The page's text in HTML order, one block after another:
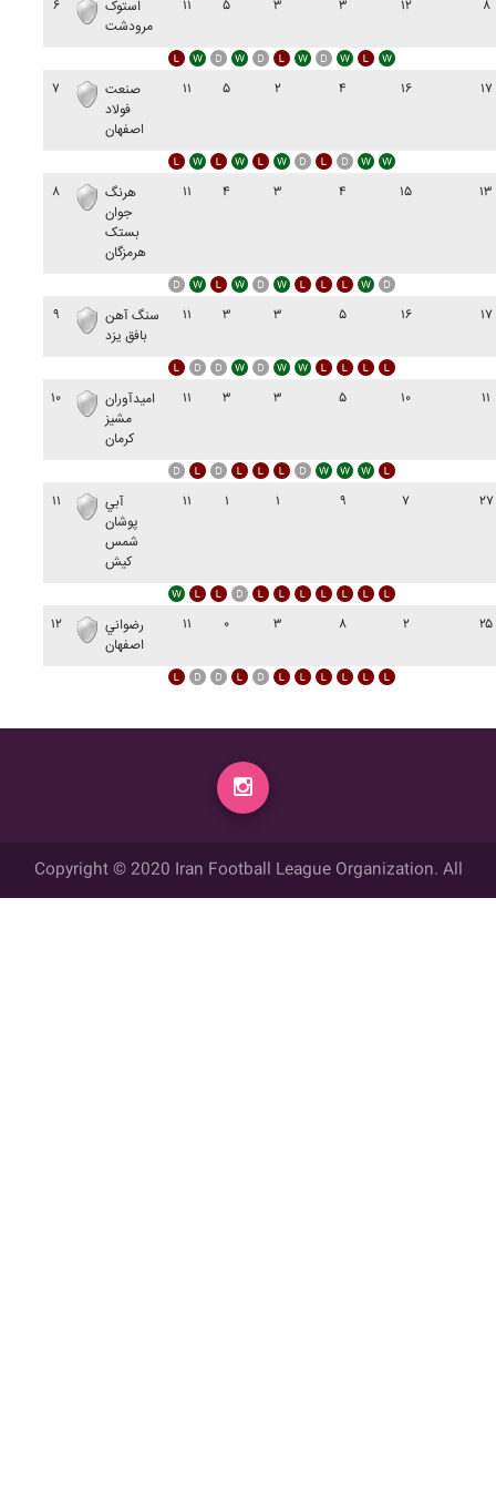
۶
استوک
مرودشت
۱۱ ۵ ۳ ۳ ۱۲ ۸
۷
صنعت
فولاد
اصفهان
۱۱ ۵ ۲ ۴ ۱۶ ۱۷
۸
هرنگ
جوان
بستک
هرمزگان
۱۱ ۴ ۳ ۴ ۱۵ ۱۳
۹
سنگ آهن
بافق يزد
۱۱ ۳ ۳ ۵ ۱۶ ۱۷
۱۰
اميدآوران
مشيز
کرمان
۱۱ ۳ ۳ ۵ ۱۰ ۱۱
۱۱
آبي
پوشان
شمس
کيش
۱۱ ۱ ۱ ۹ ۷ ۲۷
۱۲
رضواني
اصفهان
۱۱ ۰ ۳ ۸ ۲ ۲۵
Copyright © 2020 Iran Football League Organization. All